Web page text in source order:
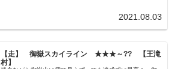
2021.08.03
【走】 御嶽スカイライン ★★★～?? 【王滝
村】